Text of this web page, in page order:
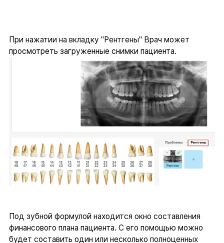
При нажатии на вкладку "Рентгены" Врач может
просмотреть загруженные снимки пациента.
Под зубной формулой находится окно составления
финансового плана пациента. С его помощью можно
будет составить один или несколько полноценных